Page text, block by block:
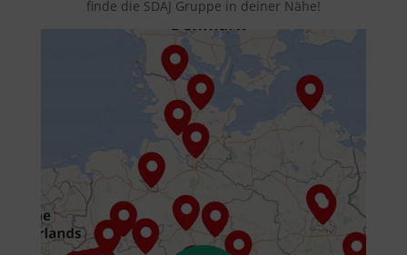
finde die SDAJ Gruppe in deiner Nähe!